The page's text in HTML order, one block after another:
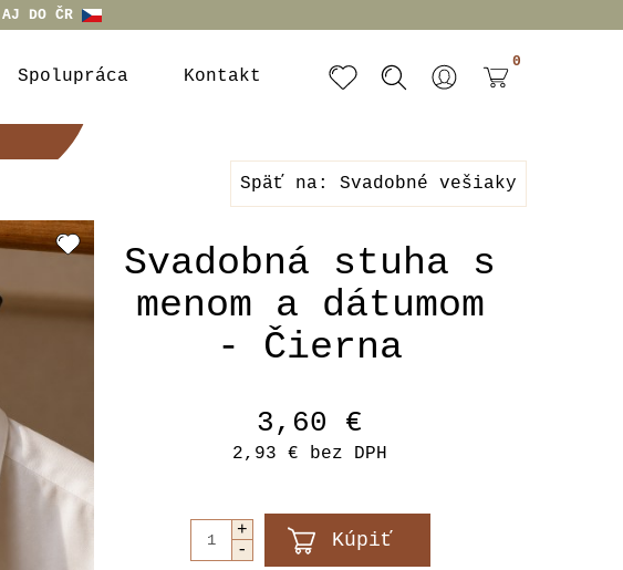
DO ČR
Spolupráca Kontakt
0
Späť na: Svadobné vešiaky
Svadobná stuha s
menom a dátumom
- Čierna
3,60 €
2,93 € bez DPH